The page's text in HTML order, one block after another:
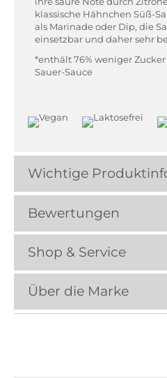
klassische Hähnchen Süß-
als Marinade oder Dip, die
einsetzbar und daher sehr
*enthält 76% weniger
Sauer-Sauce
Wichtige
Bewertungen
Shop & Service
Über die Marke